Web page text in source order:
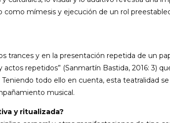
mímesis y ejecución de un rol
trances y en la presentación repetida de un
repetidos” (Sanmartín Bastida, 2016: 3)
todo ello en cuenta, esta teatralidad
musical.
y ritualizada?